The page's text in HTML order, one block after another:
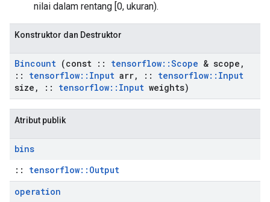
nilai dalam rentang [0, ukuran).
Konstruktor dan Destruktor
Bincount (const :: tensorflow::Scope & scope ,
::
tensorflow:: Input arr, :: tensorflow:: Input
size , :: tensorflow:: Input weights)
Atribut publik
bins
:: tensorflow::Output
operation